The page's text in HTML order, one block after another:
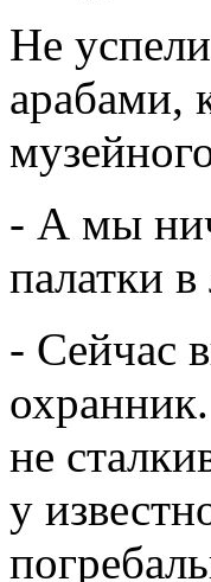
Не
арабами,
- А мы
палатки
- Сейчас
не
у